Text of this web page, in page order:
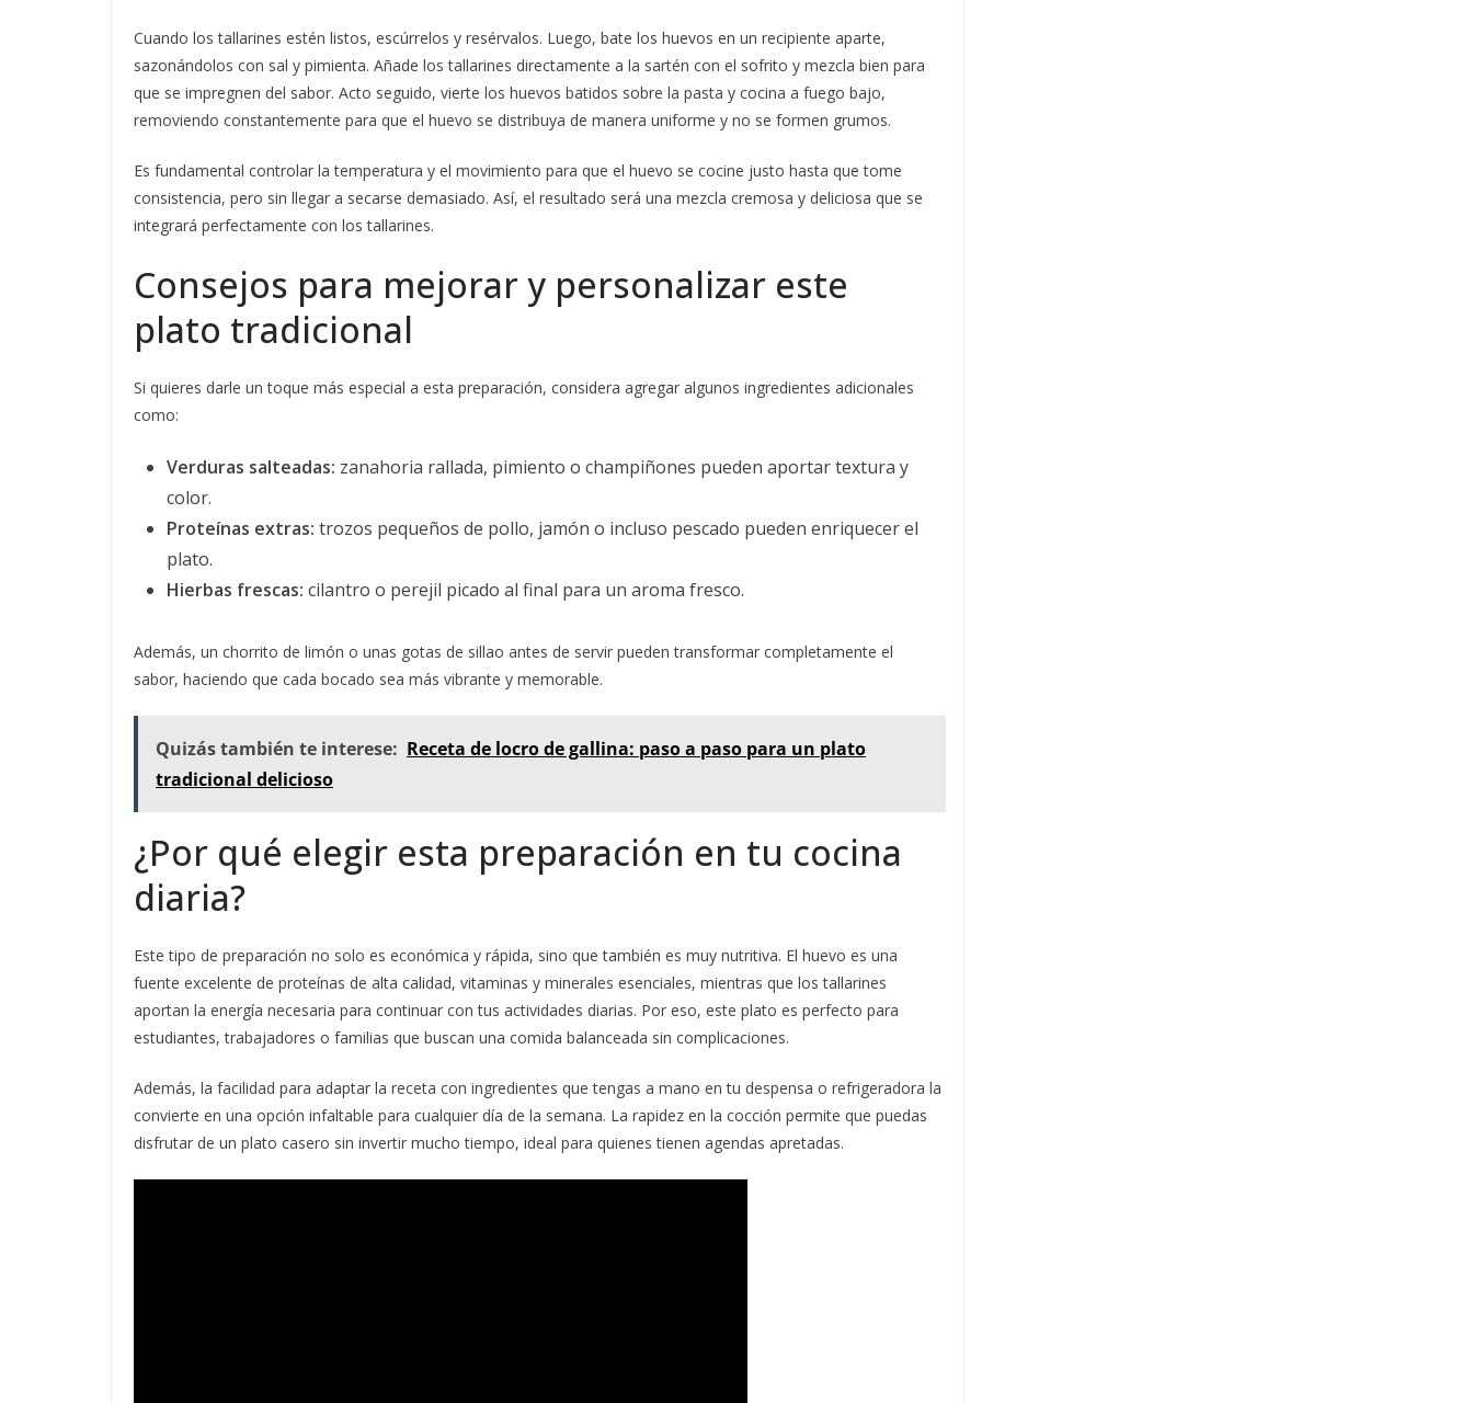
Cuando los tallarines estén listos, escúrrelos y resérvalos. Luego, bate los huevos en un recipiente aparte,
sazonándolos con sal y pimienta. Añade los tallarines directamente a la sartén con el sofrito y mezcla bien para
que se impregnen del sabor. Acto seguido, vierte los huevos batidos sobre la pasta y cocina a fuego bajo,
removiendo constantemente para que el huevo se distribuya de manera uniforme y no se formen grumos.
Es fundamental controlar la temperatura y el movimiento para que el huevo se cocine justo hasta que tome
consistencia, pero sin llegar a secarse demasiado. Así, el resultado será una mezcla cremosa y deliciosa que se
integrará perfectamente con los tallarines.
Consejos para mejorar y personalizar este
plato tradicional
Si quieres darle un toque más especial a esta preparación, considera agregar algunos ingredientes adicionales
como:
Verduras salteadas: zanahoria rallada, pimiento o champiñones pueden aportar textura y
color.
Proteínas extras: trozos pequeños de pollo, jamón o incluso pescado pueden enriquecer el
plato.
Hierbas frescas: cilantro o perejil picado al final para un aroma fresco.
Además, un chorrito de limón o unas gotas de sillao antes de servir pueden transformar completamente el
sabor, haciendo que cada bocado sea más vibrante y memorable.
Quizás también te interese: Receta de locro de gallina: paso a paso para un plato
tradicional delicioso
¿Por qué elegir esta preparación en tu cocina
diaria?
Este tipo de preparación no solo es económica y rápida, sino que también es muy nutritiva. El huevo es una
fuente excelente de proteínas de alta calidad, vitaminas y minerales esenciales, mientras que los tallarines
aportan la energía necesaria para continuar con tus actividades diarias. Por eso, este plato es perfecto para
estudiantes, trabajadores o familias que buscan una comida balanceada sin complicaciones.
Además, la facilidad para adaptar la receta con ingredientes que tengas a mano en tu despensa o refrigeradora la
convierte en una opción infaltable para cualquier día de la semana. La rapidez en la cocción permite que puedas
disfrutar de un plato casero sin invertir mucho tiempo, ideal para quienes tienen agendas apretadas.